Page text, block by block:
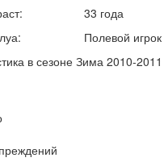
33 года
Полевой игрок
в сезоне Зима 2010-2011